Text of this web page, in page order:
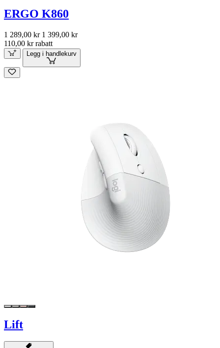
ERGO K860
1 289,00 kr 1 399,00 kr
110,00 kr rabatt
Legg i handlekurv
Lift